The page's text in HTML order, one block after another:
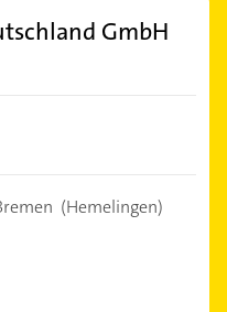
GmbH
(Hemelingen)